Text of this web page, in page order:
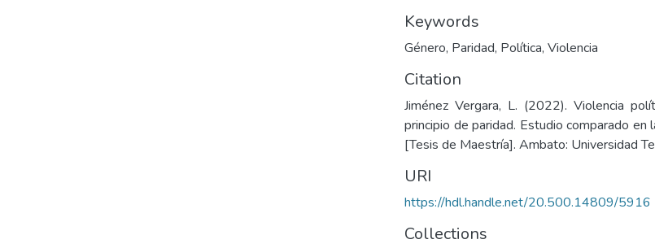
Keywords
Género, Paridad, Política, Violencia
Citation
Jiménez Vergara, L. (2022). Violencia
principio de paridad. Estudio comparado en
[Tesis de Maestría]. Ambato: Universidad
URI
https://hdl.handle.net/20.500.14809/5916
Collections